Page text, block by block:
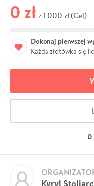
0 zł z 1 000 zł (Cel)
Dokonaj pierwszej
Każda złotówka się
0
Kyryl